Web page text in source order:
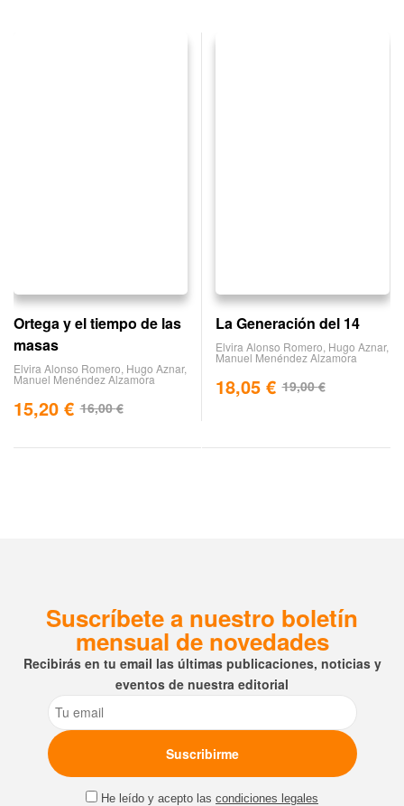
Ortega y el tiempo de las
masas
Elvira Alonso Romero Hugo Aznar,
Manuel Menéndez Alzamora
16,00€
15,20 €
La Generación del 14
Elvira Alonso Romero Hugo Aznar,
Manuel Menéndez Alzamora
19,00€
18,05 €
Suscríbete a nuestro boletín
mensual de novedades
Recibirás en tu email las últimas publicaciones, noticias y
eventos de nuestra editorial
Email
He leído y acepto las condiciones legales